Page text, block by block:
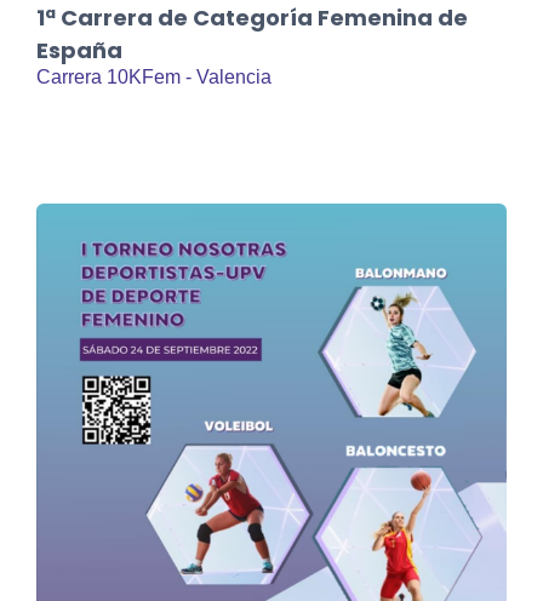
1ª Carrera de Categoría Femenina de
España
Carrera 10KFem - Valencia